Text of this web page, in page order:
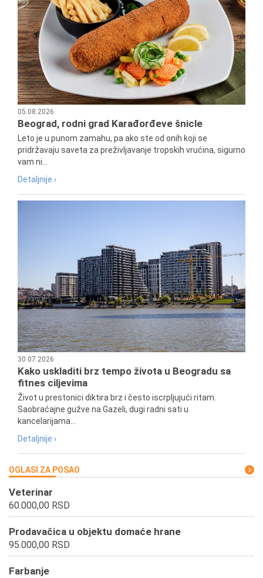
05.08.2026
Beograd, rodni grad Karađorđeve šnicle
Leto je u punom zamahu, pa ako ste od onih koji se
pridržavaju saveta za preživljavanje tropskih vrućina, sigurno
vam ni...
Detaljnije ›
30.07.2026
Kako uskladiti brz tempo života u Beogradu sa
fitnes ciljevima
Život u prestonici diktira brz i često iscrpljujući ritam.
Saobraćajne gužve na Gazeli, dugi radni sati u
kancelarijama...
Detaljnije ›
OGLASI ZA POSAO
Veterinar
60.000,00 RSD
Prodavačica u objektu domaće hrane
95.000,00 RSD
Farbanje